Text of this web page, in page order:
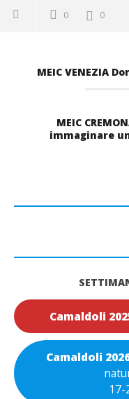
0 0
MEIC VENEZIA
MEIC
immaginare
Camaldoli
Camaldoli